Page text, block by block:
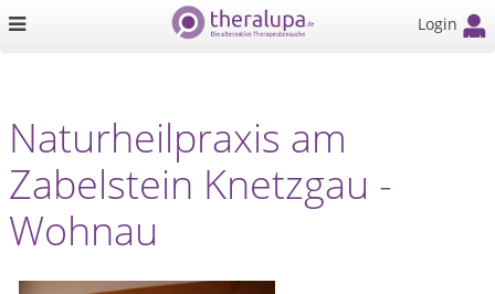
Login
Naturheilpraxis am
Zabelstein Knetzgau -
Wohnau